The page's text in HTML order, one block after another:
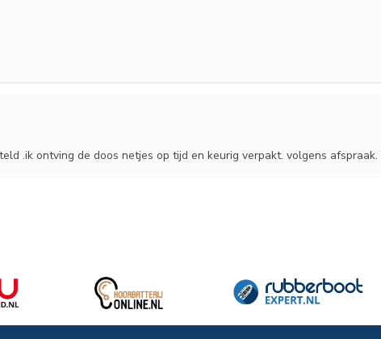
.ik ontving de doos netjes op tijd en keurig verpakt. volgens